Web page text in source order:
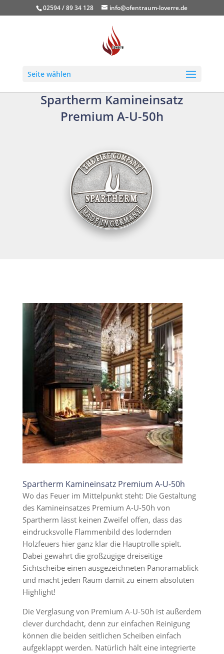
02594 / 89 34 128 info@ofentraum-loverre.de
Seite wählen
Spartherm Kamineinsatz
Premium A-U-50h
Spartherm Kamineinsatz Premium A-U-50h
Wo das Feuer im Mittelpunkt steht: Die Gestaltung
des Kamineinsatzes Premium A-U-50h von
Spartherm lässt keinen Zweifel offen, dass das
eindrucksvolle Flammenbild des lodernden
Holzfeuers hier ganz klar die Hauptrolle spielt.
Dabei gewährt die großzügige dreiseitige
Sichtscheibe einen ausgezeichneten Panoramablick
und macht jeden Raum damit zu einem absoluten
Highlight!
Die Verglasung von Premium A-U-50h ist außerdem
clever durchdacht, denn zur einfachen Reinigung
können die beiden seitlichen Scheiben einfach
aufgeklappt werden. Natürlich hält eine integrierte